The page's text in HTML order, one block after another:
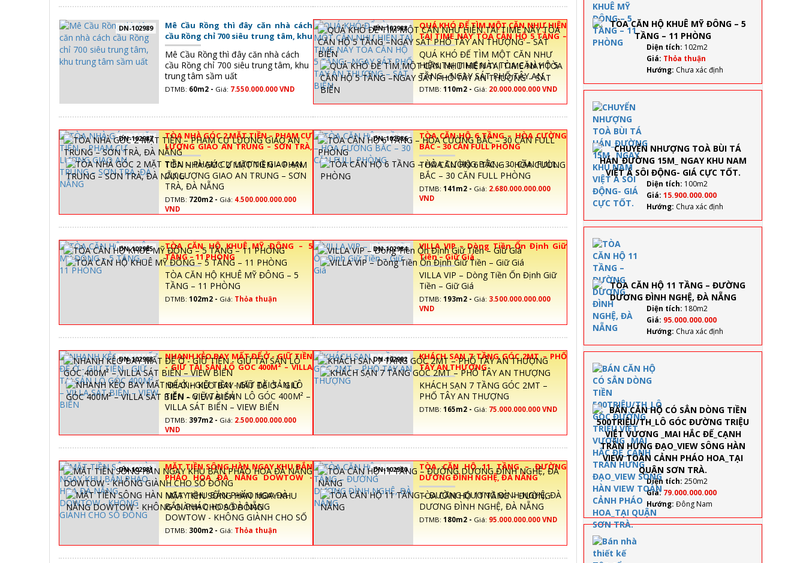
DN-102989
Mê Cầu Rồng thì đây căn nhà cách
cầu Rồng chỉ 700 siêu trung tâm, khu
trung tâm sầm uất
Mê Cầu Rồng thì đây căn nhà cách
cầu Rồng chỉ 700 siêu trung tâm, khu
trung tâm sầm uất
DTMB: 60m2 - Giá: 7.550.000.000 VND
DN-102988
QUÁ KHÓ ĐỂ TÌM MỘT CĂN NHƯ HIỆN
TAỊ TIME NÀY TÒA CĂN HỘ 5 TẦNG –
NGAY SÁT PHỐ TÂY AN THƯỢNG –
SÁT BIỂN
QUÁ KHÓ ĐỂ TÌM MỘT CĂN NHƯ
HIỆN TAỊ TIME NÀY TÒA CĂN HỘ 5
TẦNG –NGAY SÁT PHỐ TÂY AN
THƯỢNG – SÁT BIỂN
DTMB: 110m2 - Giá: 20.000.000.000 VND
DN-102987
TÒA NHÀ GÓC 2 MẶT TIỀN – PHẠM CỰ
LƯỢNG GIAO AN TRUNG – SƠN TRÀ,
ĐÀ NẴNG
TÒA NHÀ GÓC 2 MẶT TIỀN – PHẠM
CỰ LƯỢNG GIAO AN TRUNG – SƠN
TRÀ, ĐÀ NẴNG
DTMB: 720m2 - Giá: 4.500.000.000.000
VND
DN-102986
TÒA CĂN HỘ 6 TẦNG – HÒA CƯỜNG
BẮC – 30 CĂN FULL PHÒNG
TÒA CĂN HỘ 6 TẦNG – HÒA CƯỜNG
BẮC – 30 CĂN FULL PHÒNG
DTMB: 141m2 - Giá: 2.680.000.000.000
VND
DN-102985
TÒA CĂN HỘ KHUÊ MỸ ĐÔNG – 5
TẦNG – 11 PHÒNG
TÒA CĂN HỘ KHUÊ MỸ ĐÔNG – 5
TẦNG – 11 PHÒNG
DTMB: 102m2 - Giá: Thỏa thuận
DN-102984
VILLA VIP – Dòng Tiền Ổn Định Giữ
Tiền – Giữ Giá
VILLA VIP – Dòng Tiền Ổn Định Giữ
Tiền – Giữ Giá
DTMB: 193m2 - Giá: 3.500.000.000.000
VND
DN-102983
NHANH KẺO BAY MẤT ĐỂ Ở - GIỮ TIỀN
- GIỮ TÀI SẢN LÔ GÓC 400M² – VILLA
SÁT BIỂN – VIEW BIỂN
NHANH KẺO BAY MẤT ĐỂ Ở - GIỮ
TIỀN - GIỮ TÀI SẢN LÔ GÓC 400M² –
VILLA SÁT BIỂN – VIEW BIỂN
DTMB: 397m2 - Giá: 2.500.000.000.000
VND
DN-102982
KHÁCH SẠN 7 TẦNG GÓC 2MT – PHỐ
TÂY AN THƯỢNG
KHÁCH SẠN 7 TẦNG GÓC 2MT –
PHỐ TÂY AN THƯỢNG
DTMB: 165m2 - Giá: 75.000.000.000 VND
DN-102981
MẶT TIỀN SÔNG HÀN NGAY KHU BẮN
PHÁO HOA ĐÀ NẴNG DOWTOW -
KHÔNG GIÀNH CHO SỐ ĐÔNG
MẶT TIỀN SÔNG HÀN NGAY KHU
BẮN PHÁO HOA ĐÀ NẴNG
DOWTOW - KHÔNG GIÀNH CHO SỐ
ĐÔNG
DTMB: 300m2 - Giá: Thỏa thuận
DN-102980
TÒA CĂN HỘ 11 TẦNG – ĐƯỜNG
DƯƠNG ĐÌNH NGHỆ, ĐÀ NẴNG
TÒA CĂN HỘ 11 TẦNG – ĐƯỜNG
DƯƠNG ĐÌNH NGHỆ, ĐÀ NẴNG
DTMB: 180m2 - Giá: 95.000.000.000 VND
Diện tích: 102m2
Giá: Thỏa thuận
Hướng: Chưa xác định
Diện tích: 100m2
Giá: 15.900.000.000
Hướng: Chưa xác định
Diện tích: 180m2
Giá: 95.000.000.000
Hướng: Chưa xác định
Diện tích: 250m2
Giá: 79.000.000.000
Hướng: Đông Nam